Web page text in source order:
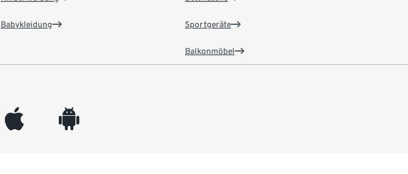
Babykleidung Sportgeräte
Balkonmöbel
appleinc android